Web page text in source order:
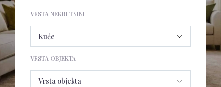
VRSTA NEKRETNINE
VRSTA OBJEKTA